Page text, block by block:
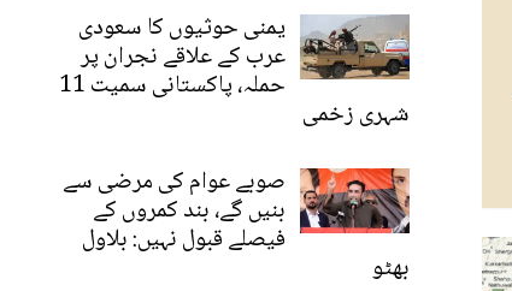
یمنی حوثیوں کا سعودی
عرب کے علاقے نجران پر
حملہ، پاکستانی سمیت 11
شہری زخمی
صوبے عوام کی مرضی سے
بنیں گے، بند کمروں کے
فیصلے قبول نہیں: بلاول
بھٹو